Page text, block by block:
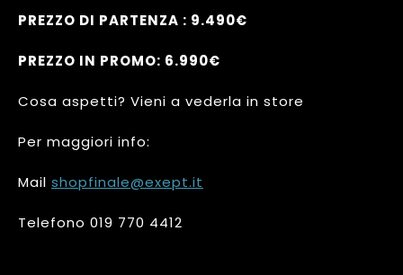
PREZZO DI PARTENZA : 9.490€
PREZZO IN PROMO: 6.990€
Cosa aspetti? Vieni a vederla in store
Per maggiori info:
Mail shopfinale@exept.it
Telefono 019 770 4412